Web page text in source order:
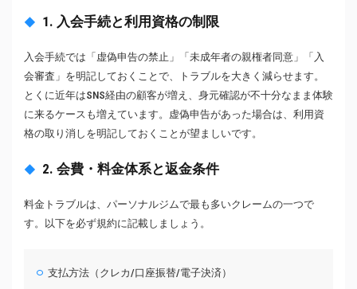
1. 入会手続と利用資格の制限
入会手続では「虚偽申告の禁止」「未成年者の親権者同意」「入
会審査」を明記しておくことで、トラブルを大きく減らせます。
とくに近年はSNS経由の顧客が増え、身元確認が不十分なまま体験
に来るケースも増えています。虚偽申告があった場合は、利用資
格の取り消しを明記しておくことが望ましいです。
2. 会費・料金体系と返金条件
料金トラブルは、パーソナルジムで最も多いクレームの一つで
す。以下を必ず規約に記載しましょう。
支払方法（クレカ/口座振替/電子決済）